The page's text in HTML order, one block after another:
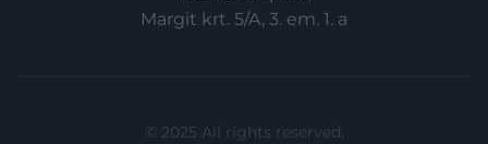
Margit krt. 5/A, 3. em. 1. a
© 2025 All rights reserved.